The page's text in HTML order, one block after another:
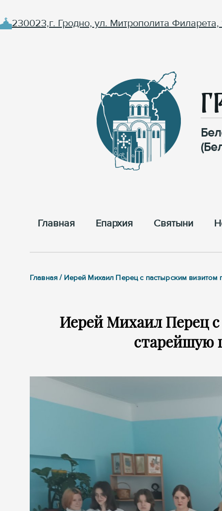
230023,г. Гродно, ул. Митрополита Филарета,
Главная Епархия Cвятыни
Главная / Иерей Михаил Перец с пастырским
Иерей Михаил Перец
старейшую